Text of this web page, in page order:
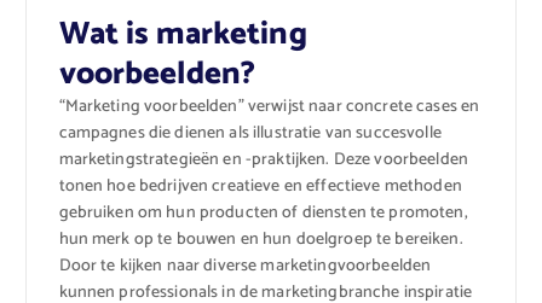
Wat is marketing
voorbeelden?
“Marketing voorbeelden” verwijst naar concrete cases en
campagnes die dienen als illustratie van succesvolle
marketingstrategieën en -praktijken. Deze voorbeelden
tonen hoe bedrijven creatieve en effectieve methoden
gebruiken om hun producten of diensten te promoten,
hun merk op te bouwen en hun doelgroep te bereiken.
Door te kijken naar diverse marketingvoorbeelden
kunnen professionals in de marketingbranche inspiratie